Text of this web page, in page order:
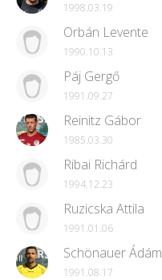
1998.03.19
Orbán Levente
1990.10.13
Páj Gergő
1991.09.27
Reinitz Gábor
1985.03.30
Ribai Richárd
1994.12.23
Ruzicska Attila
1991.01.06
Schönauer Ádám
1991.08.17